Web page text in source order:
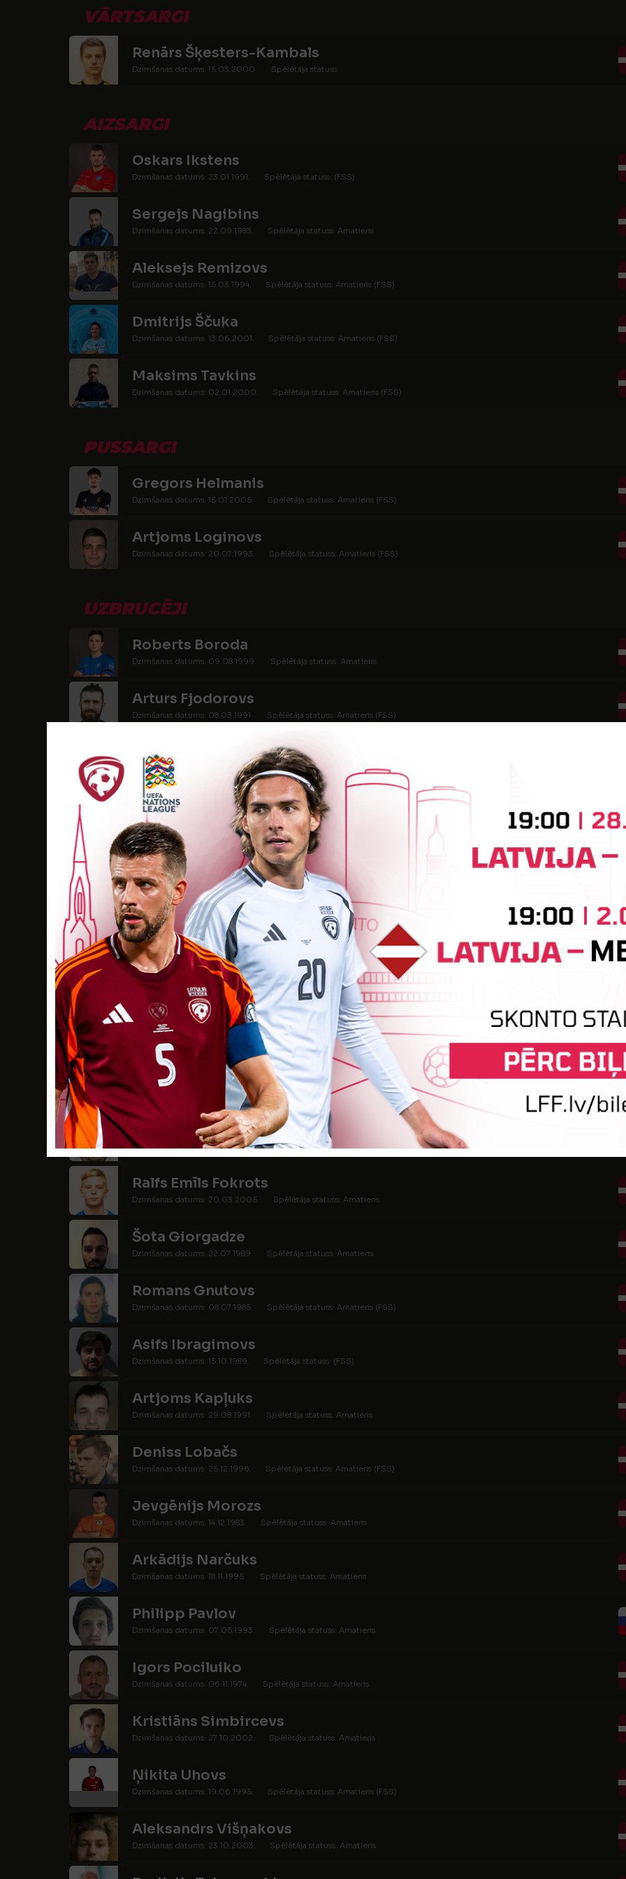
VĀRTSARGI
Renārs Šķesters-Kambals
Dzimšanas datums: 15.03.2000. Spēlētāja statuss:
AIZSARGI
Oskars Ikstens
Dzimšanas datums: 23.01.1991. Spēlētāja statuss: (FSS)
Sergejs Nagibins
Dzimšanas datums: 22.09.1983. Spēlētāja statuss: Amatieris
Aleksejs Remizovs
Dzimšanas datums: 15.03.1994. Spēlētāja statuss: Amatieris (FSS)
Dmitrijs Ščuka
Dzimšanas datums: 13.06.2001. Spēlētāja statuss: Amatieris (FSS)
Maksims Tavkins
Dzimšanas datums: 02.01.2000. Spēlētāja statuss: Amatieris (FSS)
PUSSARGI
Gregors Helmanis
Dzimšanas datums: 15.01.2005. Spēlētāja statuss: Amatieris (FSS)
Artjoms Loginovs
Dzimšanas datums: 20.07.1993. Spēlētāja statuss: Amatieris (FSS)
UZBRUCĒJI
Roberts Boroda
Dzimšanas datums: 09.08.1999. Spēlētāja statuss: Amatieris
Arturs Fjodorovs
Dzimšanas datums: 08.03.1991. Spēlētāja statuss: Amatieris (FSS)
Sergejs Oļeškovs
Dzimšanas datums: 06.06.1994. Spēlētāja statuss: Amatieris (FSS)
Robins Stērninieks
Dzimšanas datums: 07.04.2005. Spēlētāja statuss: Amatieris (FSS)
SPĒLĒTĀJI
Kārlis Benefelds
Dzimšanas datums: 10.02.2005. Spēlētāja statuss: Amatieris
Konstantīns Bobrovs
Dzimšanas datums: 08.02.1997. Spēlētāja statuss: Amatieris (FSS)
Igors Dacko
Dzimšanas datums: 01.02.1981. Spēlētāja statuss: Amatieris
Artašess Daniljans
Dzimšanas datums: 01.06.1994. Spēlētāja statuss: Amatieris (FSS)
Toms Evertovskis
Dzimšanas datums: 24.03.2005. Spēlētāja statuss: Amatieris
Ralfs Emīls Fokrots
Dzimšanas datums: 20.03.2005. Spēlētāja statuss: Amatieris
Šota Giorgadze
Dzimšanas datums: 22.07.1989. Spēlētāja statuss: Amatieris
Romans Gnutovs
Dzimšanas datums: 08.07.1985. Spēlētāja statuss: Amatieris (FSS)
Asifs Ibragimovs
Dzimšanas datums: 15.10.1989. Spēlētāja statuss: (FSS)
Artjoms Kapļuks
Dzimšanas datums: 29.08.1991. Spēlētāja statuss: Amatieris
Deniss Lobačs
Dzimšanas datums: 25.12.1996. Spēlētāja statuss: Amatieris (FSS)
Jevgēnijs Morozs
Dzimšanas datums: 14.12.1983. Spēlētāja statuss: Amatieris
Arkādijs Narčuks
Dzimšanas datums: 18.11.1995. Spēlētāja statuss: Amatieris
Philipp Pavlov
Dzimšanas datums: 07.05.1993. Spēlētāja statuss: Amatieris
Igors Pociluiko
Dzimšanas datums: 06.11.1974. Spēlētāja statuss: Amatieris
Kristiāns Simbircevs
Dzimšanas datums: 27.10.2002. Spēlētāja statuss: Amatieris
Ņikita Uhovs
Dzimšanas datums: 19.06.1995. Spēlētāja statuss: Amatieris (FSS)
Aleksandrs Višņakovs
Dzimšanas datums: 23.10.2003. Spēlētāja statuss: Amatieris